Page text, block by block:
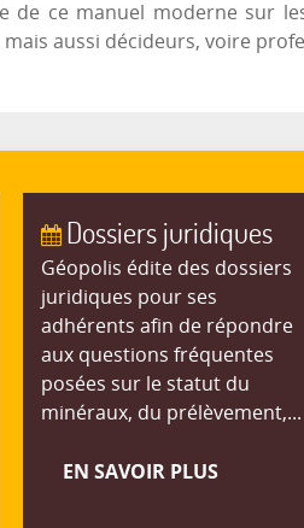
de ce manuel moderne sur
aussi décideurs, voire
Dossiers juridiques
Géopolis édite des dossiers
juridiques pour ses
adhérents afin de répondre
aux questions fréquentes
posées sur le statut du
minéraux, du prélèvement,...
EN SAVOIR PLUS